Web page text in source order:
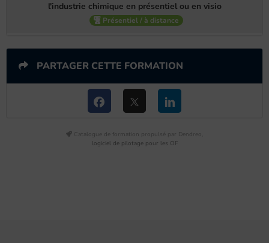
l'industrie chimique en présentiel ou en visio
Présentiel / à distance
PARTAGER CETTE FORMATION
Catalogue de formation propulsé par Dendreo,
logiciel de pilotage pour les OF